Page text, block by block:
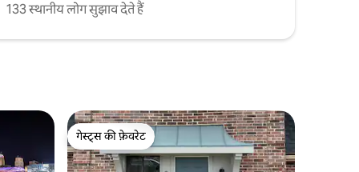
133 स्थानीय लोग सुझाव देते हैं
गेस्ट्स की फ़ेवरेट
गेस्ट्स की फ़ेवरेट